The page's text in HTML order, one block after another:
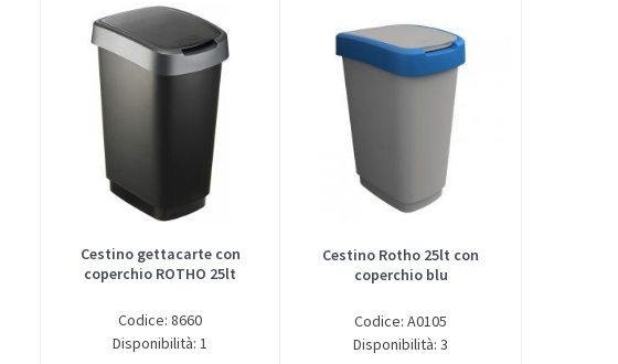
Cestino gettacarte con
coperchio ROTHO 25lt
Codice: 8660
Disponibilità: 1
Cestino Rotho 25lt con
coperchio blu
Codice: A0105
Disponibilità: 3